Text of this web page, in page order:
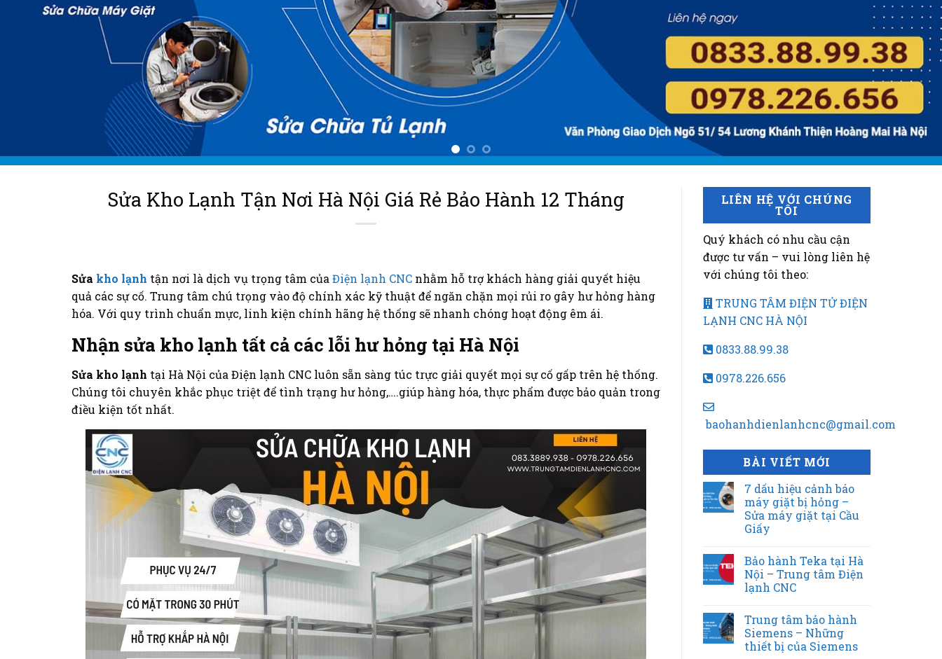
Sửa Kho Lạnh Tận Nơi Hà Nội Giá Rẻ Bảo Hành 12 Tháng
Sửa kho lạnh tận nơi là dịch vụ trọng tâm của Điện lạnh CNC nhằm hỗ trợ khách hàng giải quyết hiệu
quả các sự cố. Trung tâm chú trọng vào độ chính xác kỹ thuật để ngăn chặn mọi rủi ro gây hư hỏng hàng
hóa. Với quy trình chuẩn mực, linh kiện chính hãng hệ thống sẽ nhanh chóng hoạt động êm ái.
Nhận sửa kho lạnh tất cả các lỗi hư hỏng tại Hà Nội
Sửa kho lạnh tại Hà Nội của Điện lạnh CNC luôn sẵn sàng túc trực giải quyết mọi sự cố gấp trên hệ thống.
Chúng tôi chuyên khắc phục triệt để tình trạng hư hỏng,….giúp hàng hóa, thực phẩm được bảo quản trong
điều kiện tốt nhất.
LIÊN HỆ VỚI CHÚNG
TÔI
Quý khách có nhu cầu cận
được tư vấn – vui lòng liên hệ
với chúng tôi theo:
TRUNG TÂM ĐIỆN TỬ ĐIỆN
LẠNH CNC HÀ NỘI
0833.88.99.38
0978.226.656
baohanhdienlanhcnc@gmail.com
BÀI VIẾT MỚI
7 dấu hiệu cảnh báo
máy giặt bị hỏng –
Sửa máy giặt tại Cầu
Giấy
Bảo hành Teka tại Hà
Nội – Trung tâm Điện
lạnh CNC
Trung tâm bảo hành
Siemens – Những
thiết bị của Siemens